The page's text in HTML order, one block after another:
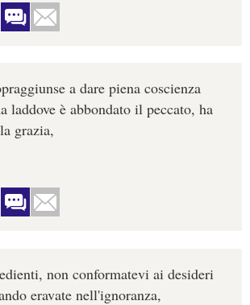
a dare piena coscienza
laddove è abbondato il peccato, ha
grazia,
non conformatevi ai desideri
eravate nell'ignoranza,